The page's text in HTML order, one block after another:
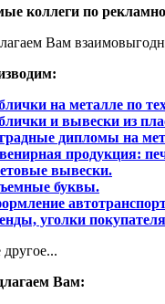
коллеги по
Вам
на металле по
и вывески из
дипломы на
продукция:
вывески.
буквы.
уголки покупателя
Вам: